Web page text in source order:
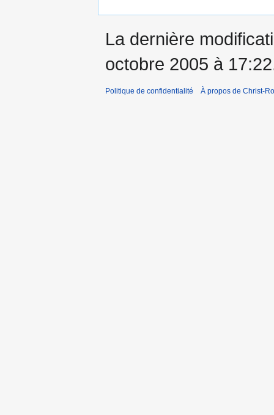
La dernière
octobre 2005 à
Politique de confidentialité À propos de Christ-